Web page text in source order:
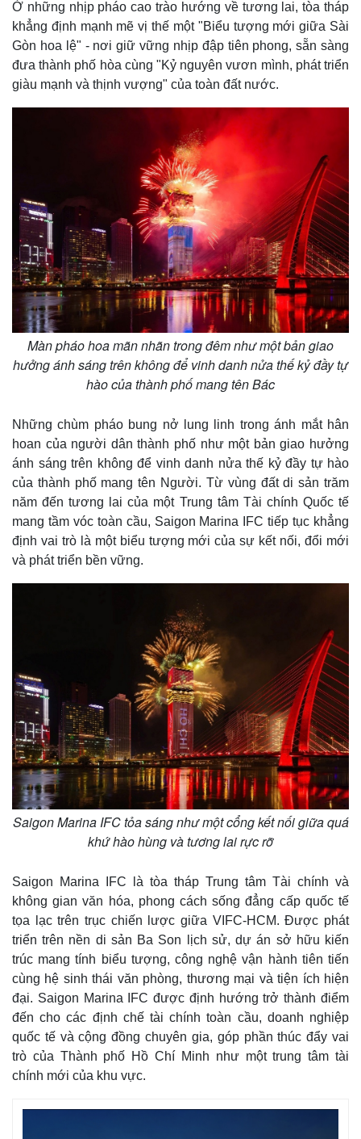
Pháp luật
Vụ án
Tin nóng
Tư vấn luật
Quân sự - Quốc phòng
Vũ khí
Việt Nam
Ở những nhịp pháo cao trào hướng về tương lai, tòa tháp
khẳng định mạnh mẽ vị thế một "Biểu tượng mới giữa Sài
Gòn hoa lệ" - nơi giữ vững nhịp đập tiên phong, sẵn sàng
đưa thành phố hòa cùng "Kỷ nguyên vươn mình, phát triển
giàu mạnh và thịnh vượng" của toàn đất nước.
Màn pháo hoa mãn nhãn trong đêm như một bản giao
hưởng ánh sáng trên không để vinh danh nửa thế kỷ đầy tự
hào của thành phố mang tên Bác
Những chùm pháo bung nở lung linh trong ánh mắt hân
hoan của người dân thành phố như một bản giao hưởng
ánh sáng trên không để vinh danh nửa thế kỷ đầy tự hào
của thành phố mang tên Người. Từ vùng đất di sản trăm
năm đến tương lai của một Trung tâm Tài chính Quốc tế
mang tầm vóc toàn cầu, Saigon Marina IFC tiếp tục khẳng
định vai trò là một biểu tượng mới của sự kết nối, đổi mới
và phát triển bền vững.
Saigon Marina IFC tỏa sáng như một cổng kết nối giữa quá
khứ hào hùng và tương lai rực rỡ​
Saigon Marina IFC là tòa tháp Trung tâm Tài chính và
không gian văn hóa, phong cách sống đẳng cấp quốc tế
tọa lạc trên trục chiến lược giữa VIFC-HCM. Được phát
triển trên nền di sản Ba Son lịch sử, dự án sở hữu kiến
trúc mang tính biểu tượng, công nghệ vận hành tiên tiến
cùng hệ sinh thái văn phòng, thương mại và tiện ích hiện
đại. Saigon Marina IFC được định hướng trở thành điểm
đến cho các định chế tài chính toàn cầu, doanh nghiệp
quốc tế và cộng đồng chuyên gia, góp phần thúc đẩy vai
trò của Thành phố Hồ Chí Minh như một trung tâm tài
chính mới của khu vực.